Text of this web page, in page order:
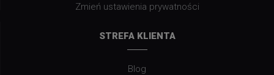
Zmień ustawienia prywatności
STREFA KLIENTA
Blog